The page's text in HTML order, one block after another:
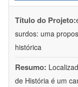
Título do Projeto:
surdos: uma
histórica
Resumo:
de História é um